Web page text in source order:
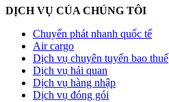
DỊCH VỤ CỦA CHÚNG TÔI
Chuyển phát nhanh quốc tế
Air cargo
Dịch vụ chuyên tuyến bao thuế
Dịch vụ hải quan
Dịch vụ hàng nhập
Dịch vụ đóng gói